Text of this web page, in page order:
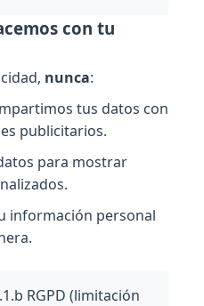
con tu
nunca:
tus datos con
publicitarios.
para mostrar
información personal
RGPD (limitación